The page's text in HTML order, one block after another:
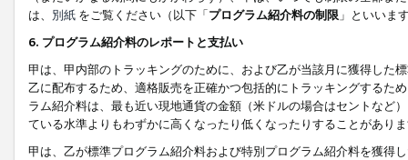
は、 別紙 をご覧ください（以下「プログラム紹介料の制限 」といいま
6. プログラム紹介料のレポートと支払い
甲は、甲内部のトラッキングのために、および乙が当該月に獲得した
乙に配布するため、適格販売を正確かつ包括的にトラッキングするた
ラム紹介料は、最も近い現地通貨の金額（米ドルの場合はセントなど
ている水準よりもわずかに高くなったり低くなったりすることがあり
甲は、乙が標準プログラム紹介料および特別プログラム紹介料を獲得